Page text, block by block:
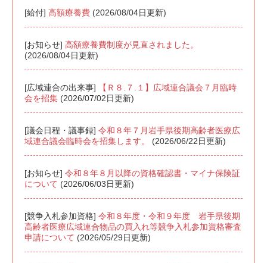
[給付] 高額療養費 (2026/08/04日更新)
[お知らせ] 高額療養費制度が見直されました。
(2026/08/04日更新)
[広域連合の出来事]
【Ｒ８.７.１】広域連合議会７月臨時
会を招集 (2026/07/02日更新)
[議会日程・議事録] 令和８年７月岩手県後期高齢者医療広
域連合議会臨時会を招集します。
(2026/06/22日更新)
[お知らせ] 令和８年８月以降の資格確認書・マイナ保険証
について (2026/06/03日更新)
[競争入札参加資格] 令和８年度・令和９年度 岩手県後期
高齢者医療広域連合物品の買入れ等競争入札参加資格審査
申請について (2026/05/29日更新)